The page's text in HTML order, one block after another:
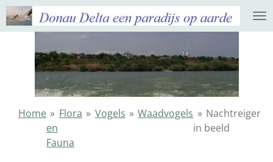
Ga
direct
hoofdinhoud
Home » Flora
en
Fauna
» Vogels » Waadvogels » Nachtreiger
in beeld